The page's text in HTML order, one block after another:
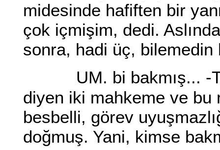
midesinde hafiften bir
çok içmişim, dedi.
sonra, hadi üç,
UM. bi bakmış...
diyen iki mahkeme ve bu
besbelli, görev
doğmuş. Yani, kimse